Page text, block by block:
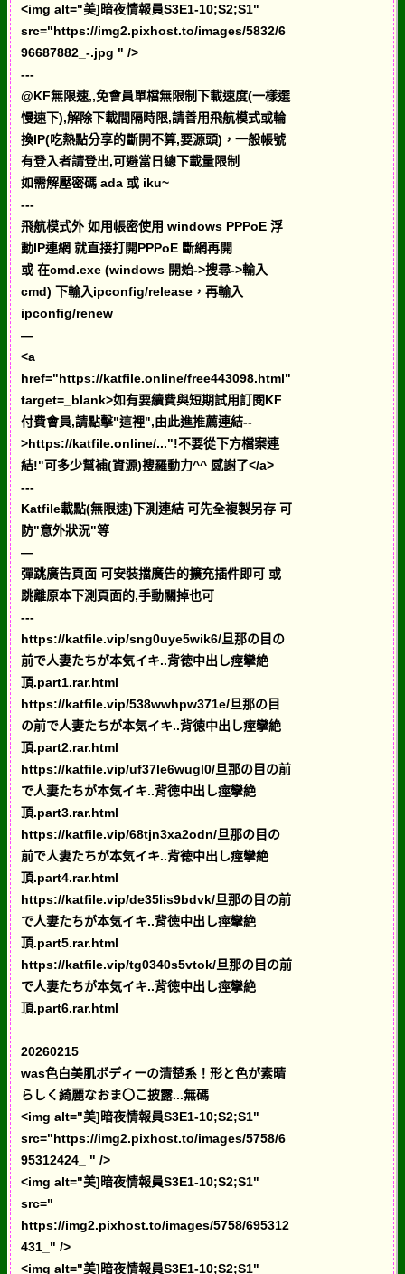
<img alt="美]暗夜情報員S3E1-10;S2;S1"
src="https://img2.pixhost.to/images/5832/6
96687882_-.jpg " />
---
@KF無限速,,免會員單檔無限制下載速度(一樣選
慢速下),解除下載間隔時限,請善用飛航模式或輪
換IP(吃熱點分享的斷開不算,要源頭)，一般帳號
有登入者請登出,可避當日總下載量限制
如需解壓密碼 ada 或 iku~
---
飛航模式外 如用帳密使用 windows PPPoE 浮
動IP連網 就直接打開PPPoE 斷網再開
或 在cmd.exe (windows 開始->搜尋->輸入
cmd) 下輸入ipconfig/release，再輸入
ipconfig/renew
—
<a
href="https://katfile.online/free443098.html"
target=_blank>如有要續費與短期試用訂閱KF
付費會員,請點擊"這裡",由此進推薦連結--
>https://katfile.online/..."!不要從下方檔案連
結!"可多少幫補(資源)搜羅動力^^ 感謝了</a>
---
Katfile載點(無限速)下測連結 可先全複製另存 可
防"意外狀況"等
—
彈跳廣告頁面 可安裝擋廣告的擴充插件即可 或
跳離原本下測頁面的,手動關掉也可
---
https://katfile.vip/sng0uye5wik6/旦那の目の
前で人妻たちが本気イキ..背徳中出し痙攣絶
頂.part1.rar.html
https://katfile.vip/538wwhpw371e/旦那の目
の前で人妻たちが本気イキ..背徳中出し痙攣絶
頂.part2.rar.html
https://katfile.vip/uf37le6wugl0/旦那の目の前
で人妻たちが本気イキ..背徳中出し痙攣絶
頂.part3.rar.html
https://katfile.vip/68tjn3xa2odn/旦那の目の
前で人妻たちが本気イキ..背徳中出し痙攣絶
頂.part4.rar.html
https://katfile.vip/de35lis9bdvk/旦那の目の前
で人妻たちが本気イキ..背徳中出し痙攣絶
頂.part5.rar.html
https://katfile.vip/tg0340s5vtok/旦那の目の前
で人妻たちが本気イキ..背徳中出し痙攣絶
頂.part6.rar.html
20260215
was色白美肌ボディーの清楚系！形と色が素晴
らしく綺麗なおま〇こ披露...無碼
<img alt="美]暗夜情報員S3E1-10;S2;S1"
src="https://img2.pixhost.to/images/5758/6
95312424_ " />
<img alt="美]暗夜情報員S3E1-10;S2;S1"
src="
https://img2.pixhost.to/images/5758/695312
431_" />
<img alt="美]暗夜情報員S3E1-10;S2;S1"